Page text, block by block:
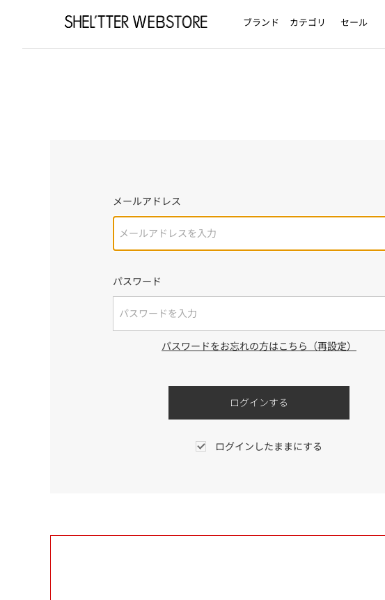
ブランド カテゴリ セール
メールアドレス
パスワード
パスワードをお忘れの方はこちら（再設定）
ログインしたままにする